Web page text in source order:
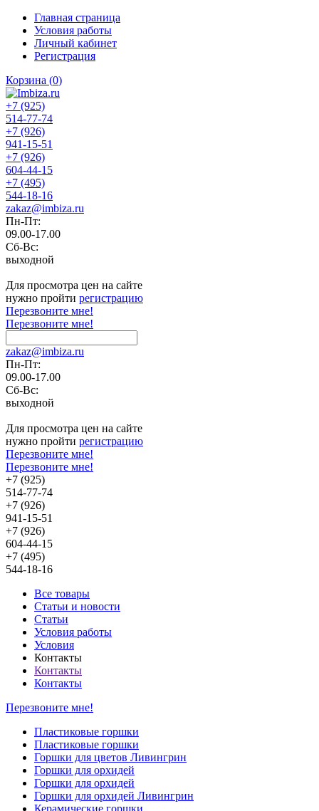
Главная страница
Условия работы
Личный кабинет
Регистрация
Корзина (0)
+7 (925)
514-77-74
+7 (926)
941-15-51
+7 (926)
604-44-15
+7 (495)
544-18-16
zakaz@imbiza.ru
Пн-Пт:
09.00-17.00
Сб-Вс:
выходной
Для просмотра цен на сайте
нужно пройти регистрацию
Перезвоните мне!
Перезвоните мне!
zakaz@imbiza.ru
Пн-Пт:
09.00-17.00
Сб-Вс:
выходной
Для просмотра цен на сайте
нужно пройти регистрацию
Перезвоните мне!
Перезвоните мне!
+7 (925)
514-77-74
+7 (926)
941-15-51
+7 (926)
604-44-15
+7 (495)
544-18-16
Все товары
Статьи и новости
Статьи
Условия работы
Условия
Контакты
Контакты
Контакты
Перезвоните мне!
Пластиковые горшки
Пластиковые горшки
Горшки для цветов Ливингрин
Горшки для орхидей
Горшки для орхидей
Горшки для орхидей Ливингрин
Керамические горшки